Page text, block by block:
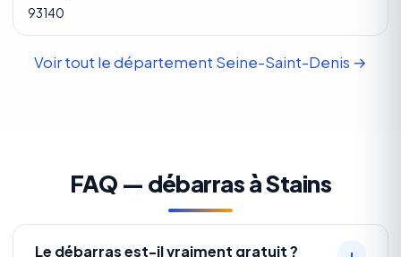
93140
Voir tout le département Seine-Saint-Denis →
FAQ — débarras à Stains
Le débarras est-il vraiment gratuit ?